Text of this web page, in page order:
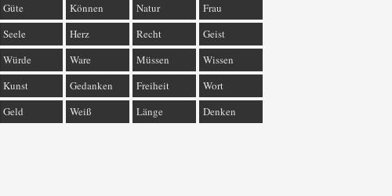
Güte
Können Natur
Frau
Seele
Herz Recht
Geist
Würde
Ware Müssen
Wissen
Kunst
Gedanken Freiheit
Wort
Geld
Weiß Länge Denken